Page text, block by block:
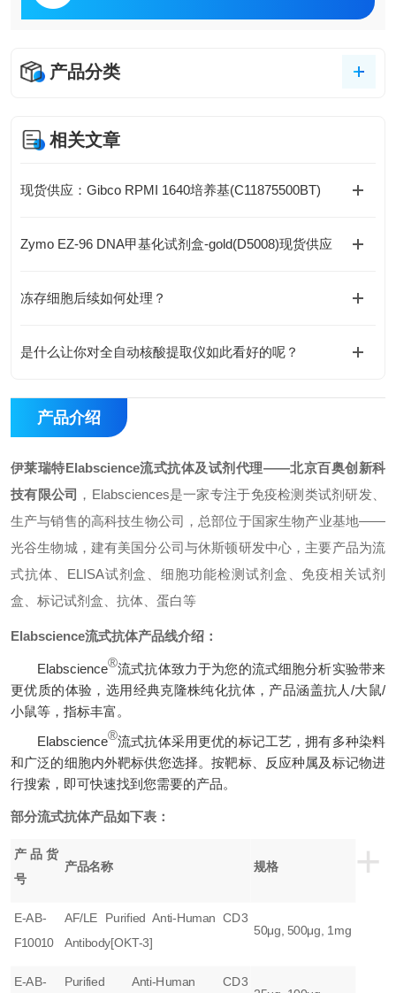
产品分类
相关文章
现货供应：Gibco RPMI 1640培养基(C11875500BT)
Zymo EZ-96 DNA甲基化试剂盒-gold(D5008)现货供应
冻存细胞后续如何处理？
是什么让你对全自动核酸提取仪如此看好的呢？
产品介绍
伊莱瑞特Elabscience流式抗体及试剂代理——北京百奥创新科
技有限公司 ，Elabsciences是一家专注于免疫检测类试剂研发、
生产与销售的高科技生物公司，总部位于国家生物产业基地——
光谷生物城，建有美国分公司与休斯顿研发中心，主要产品为流
式抗体、ELISA试剂盒、细胞功能检测试剂盒、免疫相关试剂
盒、标记试剂盒、抗体、蛋白等
Elabscience流式抗体产品线介绍：
Elabscience®流式抗体致力于为您的流式细胞分析实验带来
更优质的体验，选用经典克隆株纯化抗体，产品涵盖抗人/大鼠/
小鼠等，指标丰富。
Elabscience®流式抗体采用更优的标记工艺，拥有多种染料
和广泛的细胞内外靶标供您选择。按靶标、反应种属及标记物进
行搜索，即可快速找到您需要的产品。
部分流式抗体产品如下表：
+
产品货
号
产品名称 规格
E-AB-
F10010
AF/LE Purified Anti-Human CD3
Antibody[OKT-3]
50μg, 500μg, 1mg
E-AB-
Purified Anti-Human CD3